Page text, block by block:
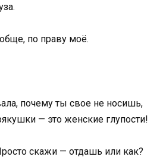
по праву моё.
почему ты свое не носишь,
— это женские глупости!
скажи — отдашь или как?